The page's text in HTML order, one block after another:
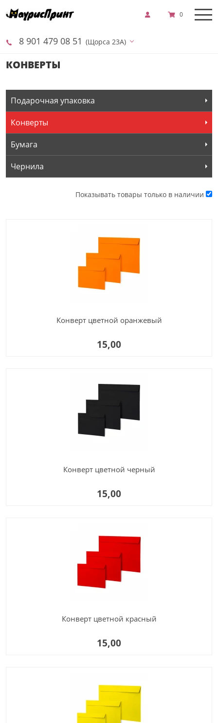
8 901 479 08 51 (Щорса 23А)
0
КОНВЕРТЫ
Подарочная упаковка
Конверты
Бумага
Чернила
Показывать товары только в наличии
Конверт цветной оранжевый
15,00
Конверт цветной черный
15,00
Конверт цветной красный
15,00